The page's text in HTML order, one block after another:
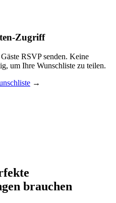
Zugriff
RSVP senden. Keine
um Ihre Wunschliste zu teilen.
→
brauchen